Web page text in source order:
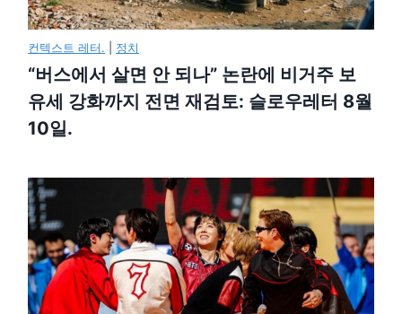
컨텍스트 레터. 정치
“버스에서 살면 안 되나” 논란에 비거주 보
유세 강화까지 전면 재검토: 슬로우레터 8월
10일.